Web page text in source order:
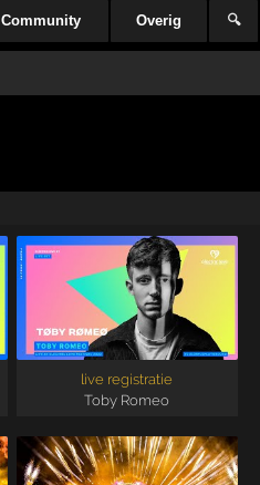
Community Overig 🔍
live registratie
Toby Romeo